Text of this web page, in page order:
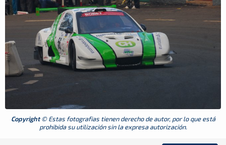
Copyright© Estas fotografias tienen derecho de autor, por lo que está
prohibida su utilización sin la expresa autorización.